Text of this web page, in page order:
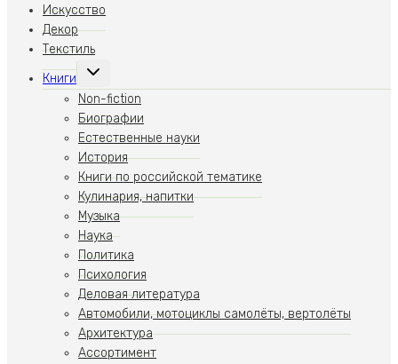
Искусство
Декор
Текстиль
Книги
Переключить
меню
Non-fiction
Биографии
Естественные науки
История
Книги по российской тематике
Кулинария, напитки
Музыка
Наука
Политика
Психология
Деловая литература
Автомобили, мотоциклы самолёты, вертолёты
Архитектура
Ассортимент